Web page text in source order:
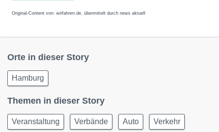
Original-Content von: wirfahren.de, übermittelt durch news aktuell
Orte in dieser Story
Hamburg
Themen in dieser Story
Veranstaltung Verbände Auto Verkehr